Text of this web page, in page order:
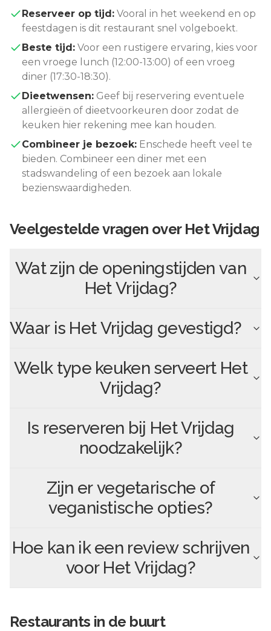
Reserveer op tijd: Vooral in het weekend en op
feestdagen is dit restaurant snel volgeboekt.
Beste tijd: Voor een rustigere ervaring, kies voor
een vroege lunch (12:00-13:00) of een vroeg
diner (17:30-18:30).
Dieetwensen: Geef bij reservering eventuele
allergieën of dieetvoorkeuren door zodat de
keuken hier rekening mee kan houden.
Combineer je bezoek: Enschede heeft veel te
bieden. Combineer een diner met een
stadswandeling of een bezoek aan lokale
bezienswaardigheden.
Veelgestelde vragen over Het Vrijdag
Wat zijn de openingstijden van
Het Vrijdag?
Waar is Het Vrijdag gevestigd?
Welk type keuken serveert Het
Vrijdag?
Is reserveren bij Het Vrijdag
noodzakelijk?
Zijn er vegetarische of
veganistische opties?
Hoe kan ik een review schrijven
voor Het Vrijdag?
Restaurants in de buurt